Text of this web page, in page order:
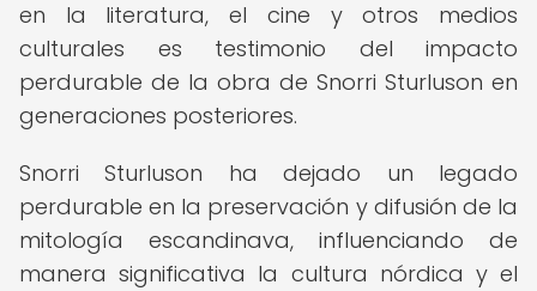
en la literatura, el cine y otros medios
culturales es testimonio del impacto
perdurable de la obra de Snorri Sturluson en
generaciones posteriores.
Snorri Sturluson ha dejado un legado
perdurable en la preservación y difusión de la
mitología escandinava, influenciando de
manera significativa la cultura nórdica y el